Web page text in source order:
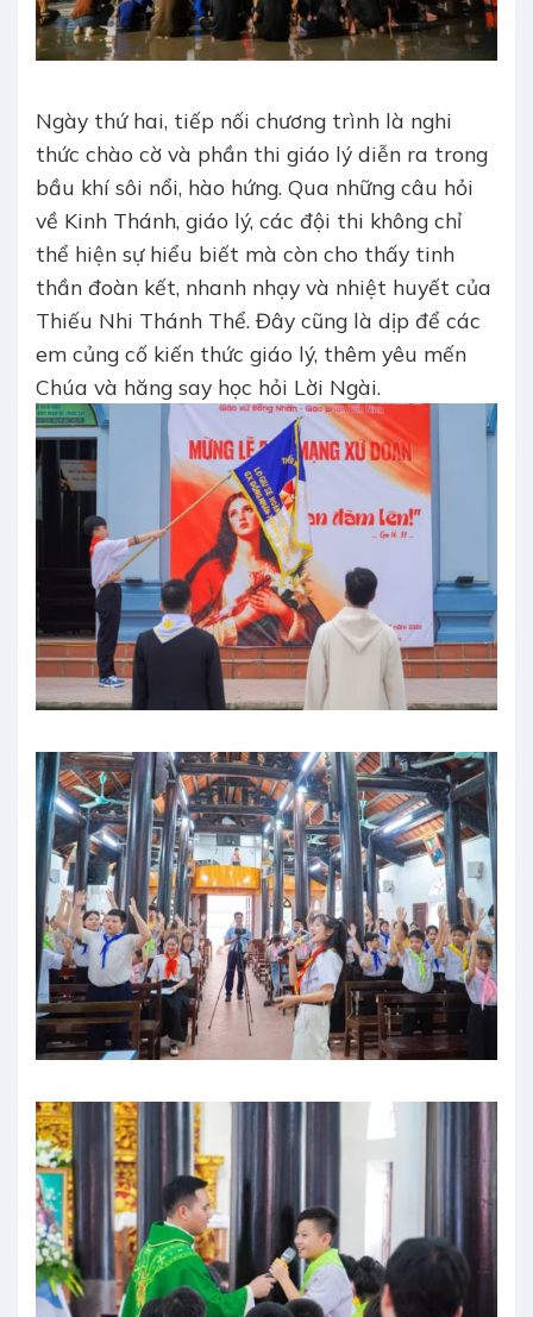
Ngày thứ hai, tiếp nối chương trình là nghi
thức chào cờ và phần thi giáo lý diễn ra trong
bầu khí sôi nổi, hào hứng. Qua những câu hỏi
về Kinh Thánh, giáo lý, các đội thi không chỉ
thể hiện sự hiểu biết mà còn cho thấy tinh
thần đoàn kết, nhanh nhạy và nhiệt huyết của
Thiếu Nhi Thánh Thể. Đây cũng là dịp để các
em củng cố kiến thức giáo lý, thêm yêu mến
Chúa và hăng say học hỏi Lời Ngài.